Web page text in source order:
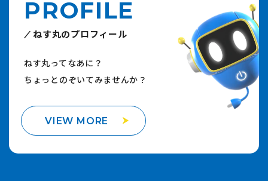
PROFILE
ねす丸のプロフィール
ねす丸ってなあに？
ちょっとのぞいてみませんか？
VIEW MORE